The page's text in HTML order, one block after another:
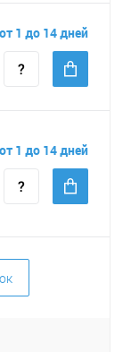
от 1 до 14 дней
от 1 до 14 дней